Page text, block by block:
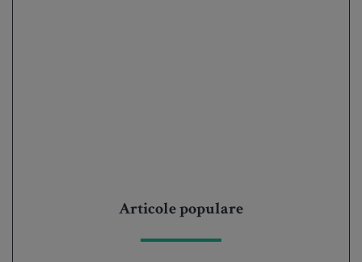
Articole populare